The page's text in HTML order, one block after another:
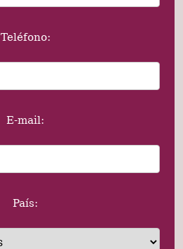
Teléfono:
E-mail:
País: